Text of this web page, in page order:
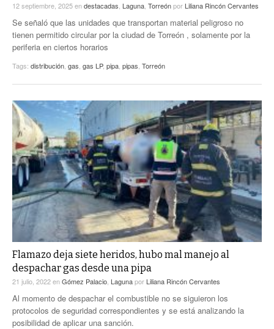
12 septiembre, 2025endestacadas Laguna Torreónpor Liliana Rincón Cervantes
Se señaló que las unidades que transportan material peligroso no
tienen permitido circular por la ciudad de Torreón , solamente por la
periferia en ciertos horarios
Tags: distribución gas gas LP, pipa pipas Torreón
Flamazo deja siete heridos, hubo mal manejo al
despachar gas desde una pipa
21 julio, 2022enGómez Palacio Lagunapor Liliana Rincón Cervantes
Al momento de despachar el combustible no se siguieron los
protocolos de seguridad correspondientes y se está analizando la
posibilidad de aplicar una sanción.